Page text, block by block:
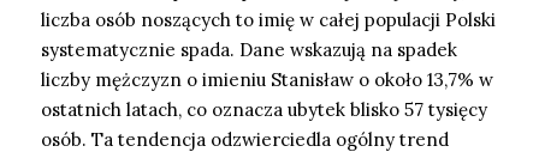
liczba osób noszących to imię w całej populacji Polski
systematycznie spada. Dane wskazują na spadek
liczby mężczyzn o imieniu Stanisław o około 13,7% w
ostatnich latach, co oznacza ubytek blisko 57 tysięcy
osób. Ta tendencja odzwierciedla ogólny trend